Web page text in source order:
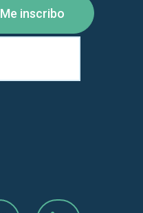
Me inscribo